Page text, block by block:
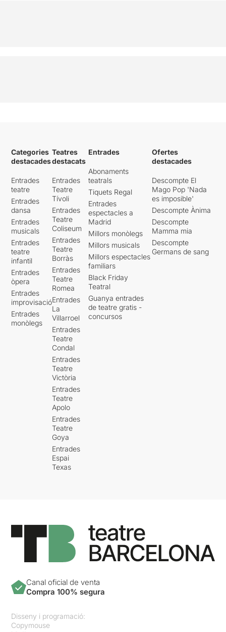
Categories
destacades
Entrades
teatre
Entrades
dansa
Entrades
musicals
Entrades
teatre
infantil
Entrades
òpera
Entrades
improvisació
Entrades
monòlegs
Teatres
destacats
Entrades
Teatre
Tívoli
Entrades
Teatre
Coliseum
Entrades
Teatre
Borràs
Entrades
Teatre
Romea
Entrades
La
Villarroel
Entrades
Teatre
Condal
Entrades
Teatre
Victòria
Entrades
Teatre
Apolo
Entrades
Teatre
Goya
Entrades
Espai
Texas
Entrades
Abonaments
teatrals
Tiquets Regal
Entrades
espectacles a
Madrid
Millors monòlegs
Millors musicals
Millors espectacles
familiars
Black Friday
Teatral
Guanya entrades
de teatre gratis -
concursos
Ofertes
destacades
Descompte El
Mago Pop 'Nada
es imposible'
Descompte Ànima
Descompte
Mamma mia
Descompte
Germans de sang
Canal oficial de venta
Compra 100% segura
Disseny i programació:
Copymouse